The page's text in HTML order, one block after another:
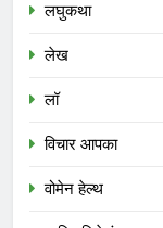
लघुकथा
लेख
लॉ
विचार आपका
वोमेन हेल्थ